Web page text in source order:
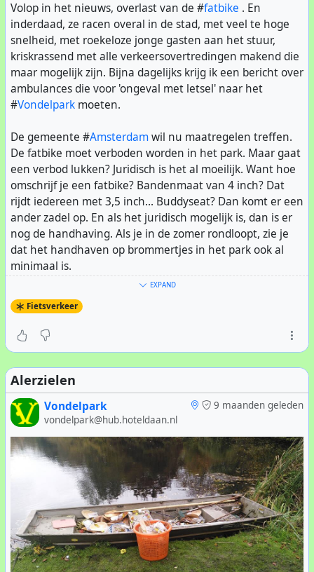
Volop in het nieuws, overlast van de #fatbike . En
inderdaad, ze racen overal in de stad, met veel te hoge
snelheid, met roekeloze jonge gasten aan het stuur,
kriskrassend met alle verkeersovertredingen makend die
maar mogelijk zijn. Bijna dagelijks krijg ik een bericht over
ambulances die voor 'ongeval met letsel' naar het
#Vondelpark moeten.
De gemeente #Amsterdamwil nu maatregelen treffen.
De fatbike moet verboden worden in het park. Maar gaat
een verbod lukken? Juridisch is het al moeilijk. Want hoe
omschrijf je een fatbike? Bandenmaat van 4 inch? Dat
rijdt iedereen met 3,5 inch... Buddyseat? Dan komt er een
ander zadel op. En als het juridisch mogelijk is, dan is er
nog de handhaving. Als je in de zomer rondloopt, zie je
dat het handhaven op brommertjes in het park ook al
minimaal is.
En als het lukt, dan is er nog de #e-bike, #speedpedelec,
elektrische bakfiets (vaak met kinderen erin), elektrische
scooter die met volgas langs de fietsers razen. Een paar
jaar geleden was er ook al overlast van supersnelle
skaters, gelukkig is deze hype nagenoeg verdwenen.
Maar of dit spontaan ook zo met de elektrische
EXPAND
Fietsverkeer
Alerzielen
9 maanden geleden
Vondelpark
vondelpark@hub.hoteldaan.nl